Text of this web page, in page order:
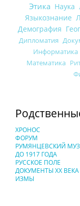
Этика Наука
Языкознание
Демография
Дипломатия
Информатика
Математика
ХРОНОС
ФОРУМ
РУМЯНЦЕВСКИЙ
ДО 1917 ГОДА
РУССКОЕ ПОЛЕ
ДОКУМЕНТЫ XX ВЕКА
ИЗМЫ